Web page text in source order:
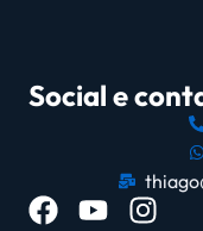
Social e